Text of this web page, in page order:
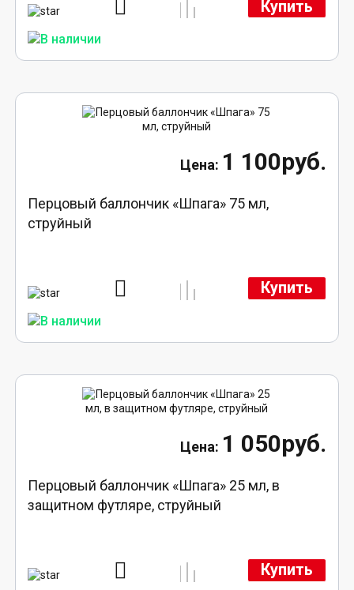
Купить
1 100руб.
Перцовый баллончик «Шпага» 75 мл,
струйный
Купить
1 050руб.
Перцовый баллончик «Шпага» 25 мл, в
защитном футляре, струйный
Купить